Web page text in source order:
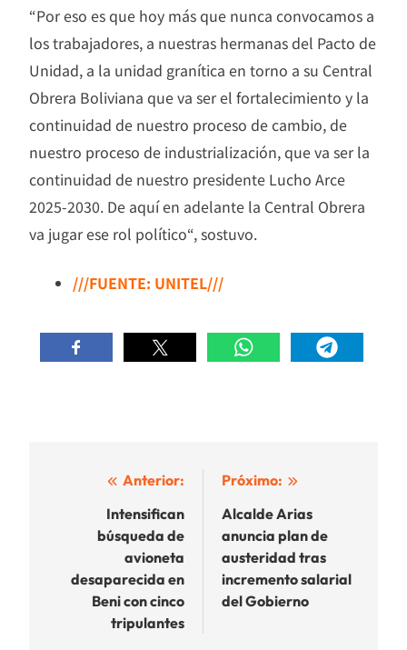
“Por eso es que hoy más que nunca convocamos a
los trabajadores, a nuestras hermanas del Pacto de
Unidad, a la unidad granítica en torno a su Central
Obrera Boliviana que va ser el fortalecimiento y la
continuidad de nuestro proceso de cambio, de
nuestro proceso de industrialización, que va ser la
continuidad de nuestro presidente Lucho Arce
2025-2030. De aquí en adelante la Central Obrera
va jugar ese rol político“, sostuvo.
///FUENTE: UNITEL///
Navegación
entradas
Anterior:
Intensifican
búsqueda de
avioneta
desaparecida en
Beni con cinco
tripulantes
Próximo:
Alcalde Arias
anuncia plan de
austeridad tras
incremento salarial
del Gobierno